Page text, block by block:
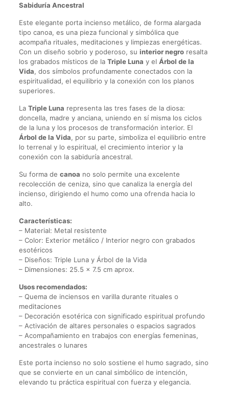
Sabiduría Ancestral
Este elegante porta incienso metálico, de forma alargada
tipo canoa, es una pieza funcional y simbólica que
acompaña rituales, meditaciones y limpiezas energéticas.
Con un diseño sobrio y poderoso, su interior negroresalta
los grabados místicos de la Triple Luna y el Árbol de la
Vida, dos símbolos profundamente conectados con la
espiritualidad, el equilibrio y la conexión con los planos
superiores.
La Triple Luna representa las tres fases de la diosa:
doncella, madre y anciana, uniendo en sí misma los ciclos
de la luna y los procesos de transformación interior. El
Árbol de la Vida, por su parte, simboliza el equilibrio entre
lo terrenal y lo espiritual, el crecimiento interior y la
conexión con la sabiduría ancestral.
Su forma de canoa no solo permite una excelente
recolección de ceniza, sino que canaliza la energía del
incienso, dirigiendo el humo como una ofrenda hacia lo
alto.
Características:
– Material: Metal resistente
– Color: Exterior metálico / Interior negro con grabados
esotéricos
– Diseños: Triple Luna y Árbol de la Vida
– Dimensiones: 25.5 x 7.5 cm aprox.
Usos recomendados:
– Quema de inciensos en varilla durante rituales o
meditaciones
– Decoración esotérica con significado espiritual profundo
– Activación de altares personales o espacios sagrados
– Acompañamiento en trabajos con energías femeninas,
ancestrales o lunares
Este porta incienso no solo sostiene el humo sagrado, sino
que se convierte en un canal simbólico de intención,
elevando tu práctica espiritual con fuerza y elegancia.